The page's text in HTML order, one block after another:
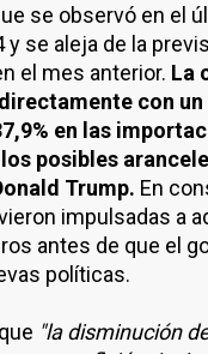
se observó en el
se aleja de la
el mes anterior. La
con un
en las
posibles
Trump. En
impulsadas a
antes de que el
políticas.
"la disminución